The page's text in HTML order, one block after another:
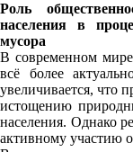
Роль
населения в
мусора
В современном мире
всё более
увеличивается, что
истощению
населения. Однако
активному участию